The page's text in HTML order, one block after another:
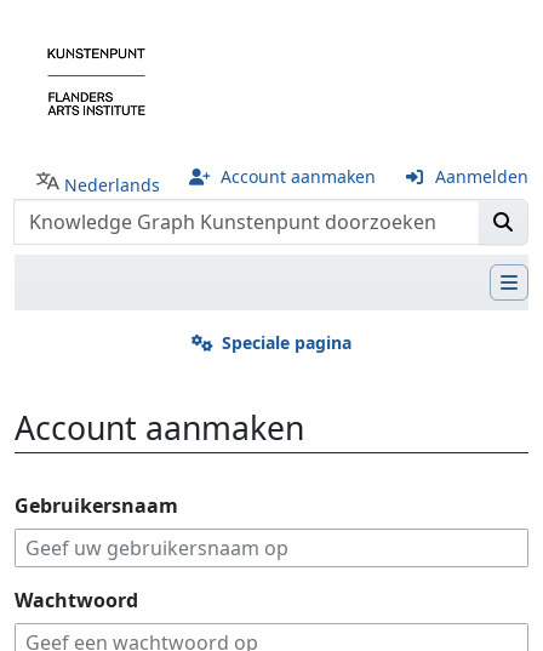
Nederlands Account aanmaken Aanmelden
Speciale pagina
Account aanmaken
Gebruikersnaam
Wachtwoord